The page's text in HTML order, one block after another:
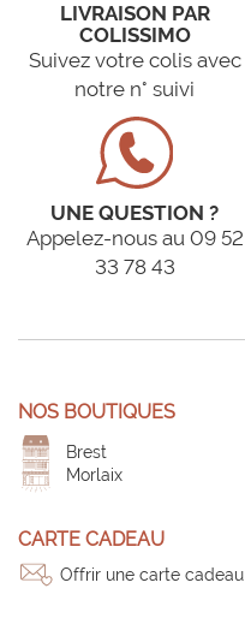
LIVRAISON PAR
COLISSIMO
Suivez votre colis avec
notre n° suivi
UNE QUESTION ?
Appelez-nous au 09 52
33 78 43
NOS BOUTIQUES
Brest
Morlaix
CARTE CADEAU
Offrir une carte cadeau